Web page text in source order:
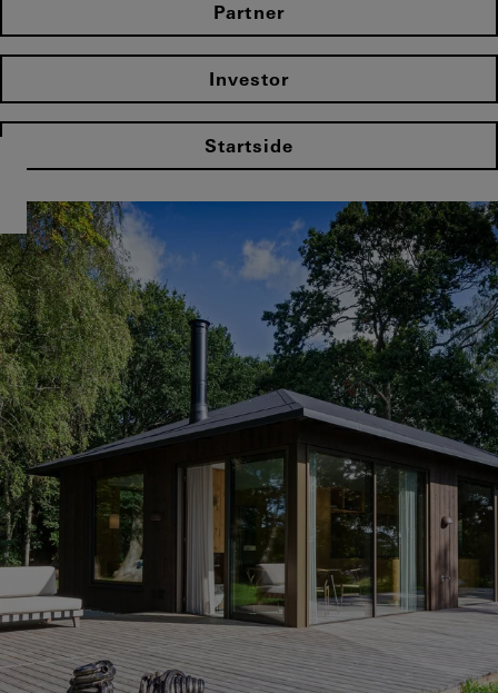
Partner
Investor
Startside